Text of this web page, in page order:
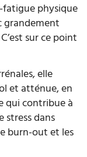
physique
grandement
sur ce point
elle
et atténue, en
qui contribue à
stress dans
burn-out et les